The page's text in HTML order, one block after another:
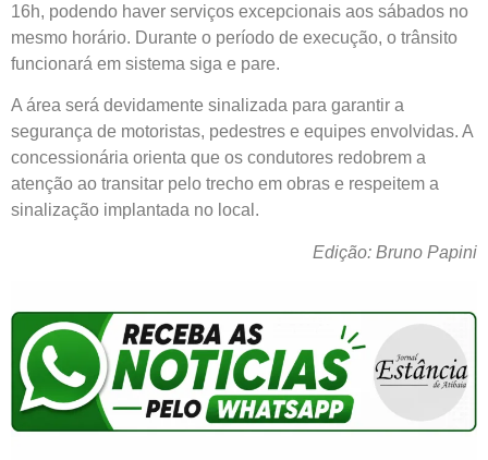
16h, podendo haver serviços excepcionais aos sábados no
mesmo horário. Durante o período de execução, o trânsito
funcionará em sistema siga e pare.
A área será devidamente sinalizada para garantir a
segurança de motoristas, pedestres e equipes envolvidas. A
concessionária orienta que os condutores redobrem a
atenção ao transitar pelo trecho em obras e respeitem a
sinalização implantada no local.
Edição: Bruno Papini